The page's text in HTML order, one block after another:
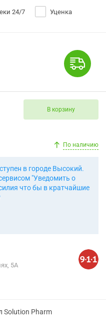
24/7 Уценка
В корзину
По наличию
в городе Высокий.
"Уведомить о
что бы в кратчайшие
5А
Solution Pharm